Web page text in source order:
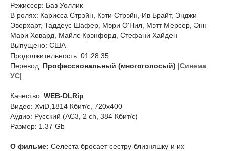
Режиссер: Баз Уоллик
В ролях: Карисса Стрэйн, Кэти Стрэйн, Ив Брайт, Энджи
Эверхарт, Таддеус Шафер, Мэри О'Нил, Мэтт Мерсер, Энн
Мари Ховард, Майлс Крэнфорд, Стефани Хайден
Выпущено: США
Продолжительность: 01:28:35
Перевод: Профессиональный (многоголосый) |Синема
УС|
Качество: WEB-DLRip
Видео: XviD,1814 Кбит/с, 720x400
Аудио: Русский (AC3, 2 ch, 384 Кбит/с)
Размер: 1.37 Gb
О фильме: Селеста бросает сестру-близняшку и их